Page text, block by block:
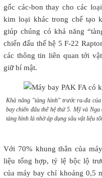
gốc các-bon thay cho các
kim loại khác trong chế tạo
giúp chúng có khả năng
chiến đấu thế hệ 5 F-22
các thông tin liên quan tới
giữ bí mật.
Khả năng "tàng hình" trước ra-đa
bay chiến đấu thế hệ thứ 5. Mỹ và Nga
tàng hình là nhờ áp dụng sâu vật liệu
Với 70% khung thân của
liệu tổng hợp, tỷ lệ bộc lộ
của máy bay chỉ khoảng 0,5